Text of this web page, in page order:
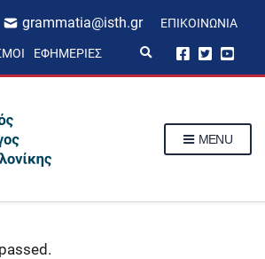
grammatia@isth.gr ΕΠΙΚΟΙΝΩΝΊΑ
ΕΦΗΜΕΡΊΕΣ
p
MENU